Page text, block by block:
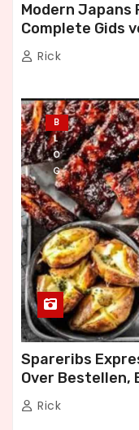
i
e
r
i
n
g
Modern Japans
Complete Gids
Dineren
Rick
B
L
O
G
Spareribs
Over Bestellen,
Rick